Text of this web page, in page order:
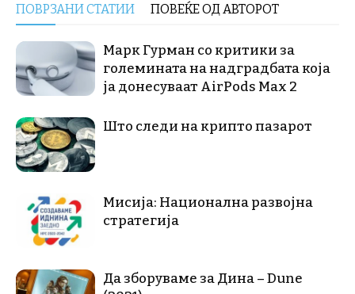
ПОВРЗАНИ СТАТИИ ПОВЕЌЕ ОД АВТОРОТ
Марк Гурман со критики за
големината на надградбата која
ја донесуваат AirPods Max 2
Што следи на крипто пазарот
Мисија: Национална развојна
стратегија
Да зборуваме за Дина – Dune